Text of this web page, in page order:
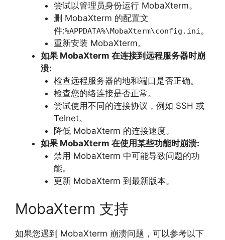
尝试以管理员身份运行 MobaXterm。
删 MobaXterm 的配置文
件:%APPDATA%\MobaXterm\config.ini。
重新安装 MobaXterm。
如果 MobaXterm 在连接到远程服务器时崩
溃:
检查远程服务器的地和端口是否正确。
检查您的络连接是否正常。
尝试使用不同的连接协议， 例如 SSH 或
Telnet。
降低 MobaXterm 的连接速度。
如果 MobaXterm 在使用某些功能时崩溃:
禁用 MobaXterm 中可能导致问题的功
能。
更新 MobaXterm 到最新版本。
MobaXterm 支持
如果您遇到 MobaXterm 崩溃问题， 可以参考以下